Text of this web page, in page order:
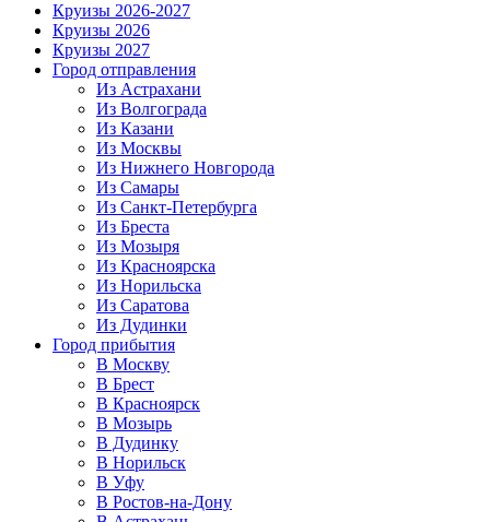
Круизы 2026-2027
Круизы 2026
Круизы 2027
Город отправления
Из Астрахани
Из Волгограда
Из Казани
Из Москвы
Из Нижнего Новгорода
Из Самары
Из Санкт-Петербурга
Из Бреста
Из Мозыря
Из Красноярска
Из Норильска
Из Саратова
Из Дудинки
Город прибытия
В Москву
В Брест
В Красноярск
В Мозырь
В Дудинку
В Норильск
В Уфу
В Ростов-на-Дону